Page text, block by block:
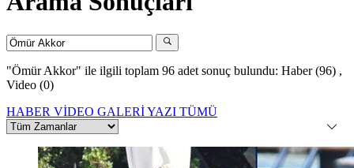
"Ömür Akkor" ile ilgili toplam 96 adet sonuç bulundu: Haber (96) ,
Video (0)
HABER VİDEO GALERİYAZI TÜMÜ